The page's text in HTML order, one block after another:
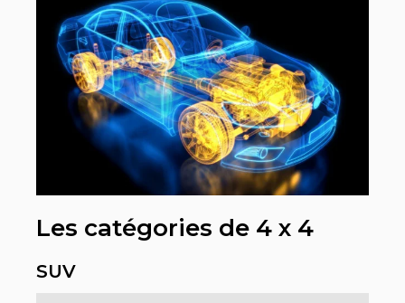
Les catégories de 4 x 4
SUV